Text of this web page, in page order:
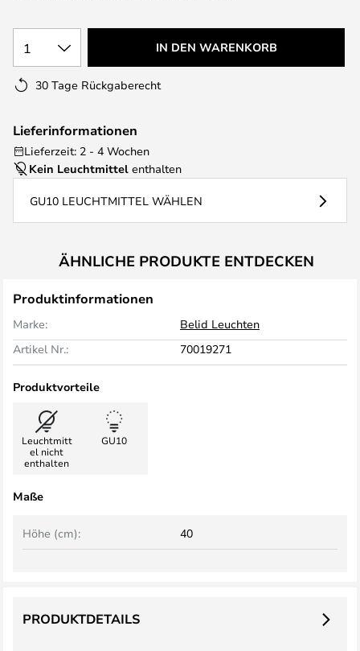
1 IN DEN WARENKORB
30 Tage Rückgaberecht
Lieferinformationen
Lieferzeit: 2 - 4 Wochen
Kein Leuchtmittel enthalten
GU10 LEUCHTMITTEL WÄHLEN
ÄHNLICHE PRODUKTE ENTDECKEN
Produktinformationen
Marke:
Belid Leuchten
Artikel Nr.:
70019271
Produktvorteile
Leuchtmitt
el nicht
enthalten
GU10
Maße
Höhe (cm): 40
PRODUKTDETAILS